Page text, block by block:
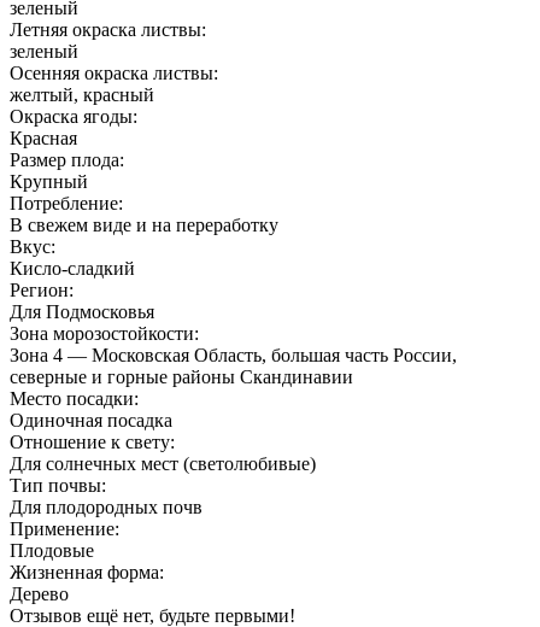
зеленый
Летняя окраска листвы:
зеленый
Осенняя окраска листвы:
желтый, красный
Окраска ягоды:
Красная
Размер плода:
Крупный
Потребление:
В свежем виде и на переработку
Вкус:
Кисло-сладкий
Регион:
Для Подмосковья
Зона морозостойкости:
Зона 4 — Московская Область, большая часть России,
северные и горные районы Скандинавии
Место посадки:
Одиночная посадка
Отношение к свету:
Для солнечных мест (светолюбивые)
Тип почвы:
Для плодородных почв
Применение:
Плодовые
Жизненная форма:
Дерево
Отзывов ещё нет, будьте первыми!